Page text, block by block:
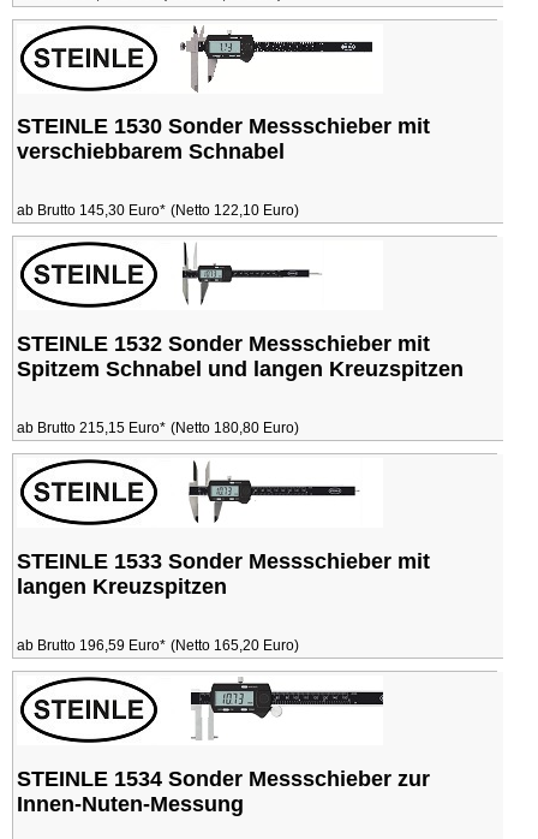
STEINLE 1530 Sonder Messschieber mit
verschiebbarem Schnabel
ab Brutto 145,30 Euro* (Netto 122,10 Euro)
STEINLE 1532 Sonder Messschieber mit
Spitzem Schnabel und langen Kreuzspitzen
ab Brutto 215,15 Euro* (Netto 180,80 Euro)
STEINLE 1533 Sonder Messschieber mit
langen Kreuzspitzen
ab Brutto 196,59 Euro* (Netto 165,20 Euro)
STEINLE 1534 Sonder Messschieber zur
Innen-Nuten-Messung